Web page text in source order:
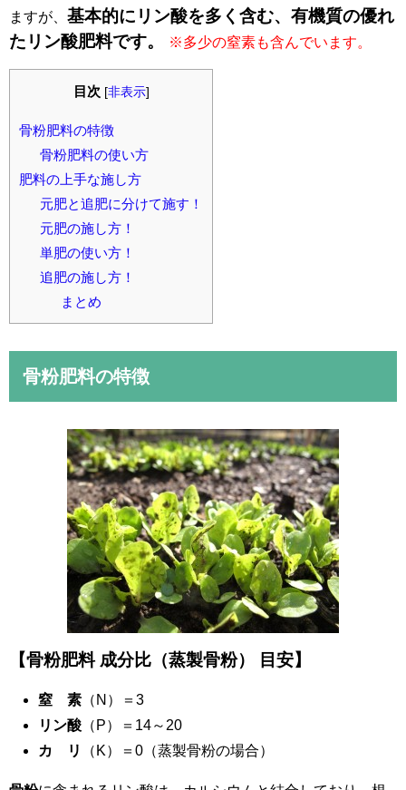
ますが、 基本的にリン酸を多く含む、有機質の優れ
たリン酸肥料です。
※多少の窒素も含んでいます。
目次 [非表示]
骨粉肥料の特徴
骨粉肥料の使い方
肥料の上手な施し方
元肥と追肥に分けて施す！
元肥の施し方！
単肥の使い方！
追肥の施し方！
まとめ
骨粉肥料の特徴
【骨粉肥料 成分比（蒸製骨粉） 目安】
窒 素 （N）＝3
リン酸 （P）＝14～20
カ リ
（K）＝0（蒸製骨粉の場合）